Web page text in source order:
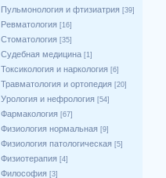
Пульмонология и фтизиатрия [39]
Ревматология [16]
Стоматология [35]
Судебная медицина [1]
Токсикология и наркология [6]
Травматология и ортопедия [20]
Урология и нефрология [54]
Фармакология [67]
Физиология нормальная [9]
Физиология патологическая [5]
Физиотерапия [4]
Философия [3]